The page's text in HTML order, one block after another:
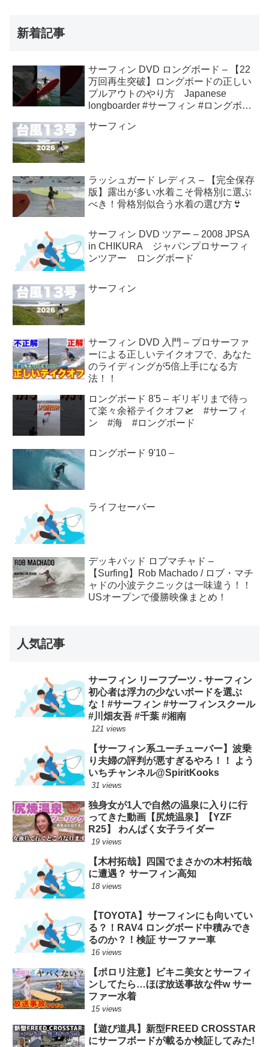
新着記事
サーフィン DVD ロングボード – 【22
万回再生突破】ロングボードの正しい
プルアウトのやり方 Japanese
longboarder #サーフィン #ロングボー
サーフィン
ラッシュガード レディス – 【完全保存
版】露出が多い水着こそ骨格別に選ぶ
べき！骨格別似合う水着の選び方👙
サーフィン DVD ツアー – 2008 JPSA
in CHIKURA ジャパンプロサーフィ
ンツアー ロングボード
サーフィン
サーフィン DVD 入門 – プロサーファ
ーによる正しいテイクオフで、あなた
のライディングが5倍上手になる方
法！！
ロングボード 8'5 – ギリギリまで待っ
て楽々余裕テイクオフ🛫 #サーフィ
ン #海 #ロングボード
ロングボード 9'10 –
ライフセーバー
デッキパッド ロブマチャド –
【Surfing】Rob Machado / ロブ・マチ
ャドの小波テクニックは一味違う！！
USオープンで優勝映像まとめ！
人気記事
サーフィン リーフブーツ - サーフィン
初心者は浮力の少ないボードを選ぶ
な！#サーフィン #サーフィンスクール
#川畑友吾 #千葉 #湘南
121 views
【サーフィン系ユーチューバー】波乗
り夫婦の評判が悪すぎるやろ！！ よう
いちチャンネル@SpiritKooks
31 views
独身女が1人で自然の温泉に入りに行
ってきた動画【尻焼温泉】【YZF
R25】 わんぱく女子ライダー
19 views
【木村拓哉】四国でまさかの木村拓哉
に遭遇？ サーフィン高知
18 views
【TOYOTA】サーフィンにも向いてい
る？！RAV4 ロングボード中積みでき
るのか？！検証 サーファー車
16 views
【ポロリ注意】ビキニ美女とサーフィ
ンしてたら…ほぼ放送事故な件w サー
ファー水着
15 views
【遊び道具】新型FREED CROSSTAR
にサーフボードが載るか検証してみた!